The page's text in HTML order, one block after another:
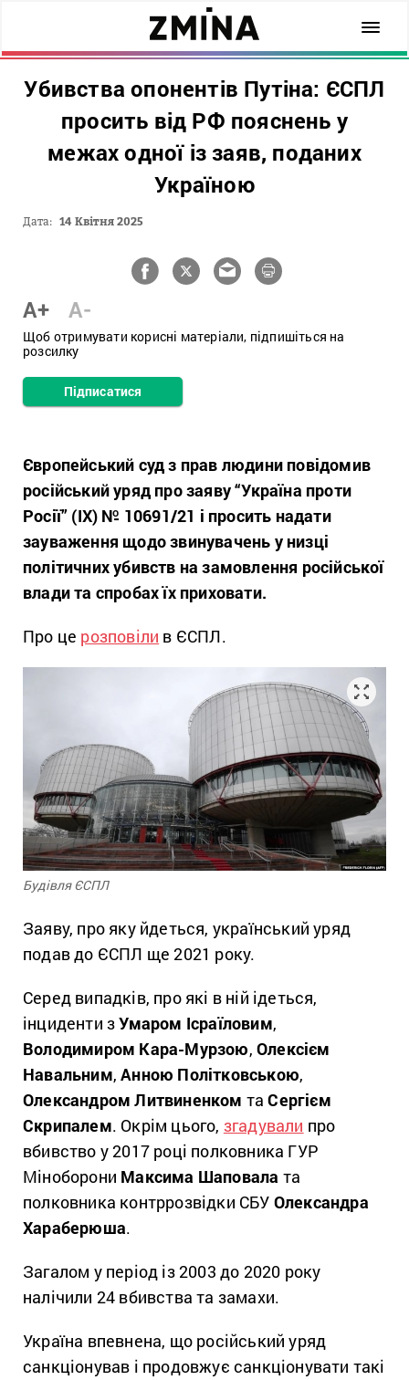
Убивства опонентів Путіна: ЄСПЛ
просить від РФ пояснень у
межах одної із заяв, поданих
Україною
Дата: 14 Квітня 2025
A+ A-
Щоб отримувати корисні матеріали, підпишіться на
розсилку
Підписатися
Європейський суд з прав людини повідомив
російський уряд про заяву “Україна проти
Росії” (IX) № 10691/21 і просить надати
зауваження щодо звинувачень у низці
політичних убивств на замовлення російської
влади та спробах їх приховати.
Про це розповіли в ЄСПЛ.
Будівля ЄСПЛ
Заяву, про яку йдеться, український уряд
подав до ЄСПЛ ще 2021 року.
Серед випадків, про які в ній ідеться,
інциденти зУмаром Ісраїловим,
Володимиром Кара-Мурзою,Олексієм
Навальним,Анною Політковською,
Олександром Литвиненком таСергієм
Скрипалем. Окрім цього, згадували про
вбивство у 2017 році полковника ГУР
Міноборони Максима Шаповала та
полковника контррозвідки СБУ Олександра
Хараберюша.
Загалом у період із 2003 до 2020 року
налічили 24 вбивства та замахи.
Україна впевнена, що російський уряд
санкціонував і продовжує санкціонувати такі